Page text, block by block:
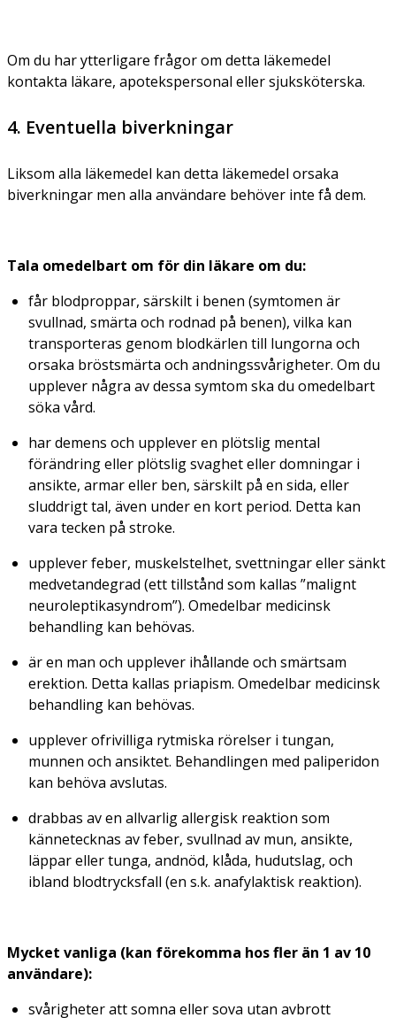
Om du har ytterligare frågor om detta läkemedel
kontakta läkare, apotekspersonal eller sjuksköterska.
4. Eventuella biverkningar
Liksom alla läkemedel kan detta läkemedel orsaka
biverkningar men alla användare behöver inte få dem.
Tala omedelbart om för din läkare om du:
får blodproppar, särskilt i benen (symtomen är
svullnad, smärta och rodnad på benen), vilka kan
transporteras genom blodkärlen till lungorna och
orsaka bröstsmärta och andningssvårigheter. Om du
upplever några av dessa symtom ska du omedelbart
söka vård.
har demens och upplever en plötslig mental
förändring eller plötslig svaghet eller domningar i
ansikte, armar eller ben, särskilt på en sida, eller
sluddrigt tal, även under en kort period. Detta kan
vara tecken på stroke.
upplever feber, muskelstelhet, svettningar eller sänkt
medvetandegrad (ett tillstånd som kallas ”malignt
neuroleptikasyndrom”). Omedelbar medicinsk
behandling kan behövas.
är en man och upplever ihållande och smärtsam
erektion. Detta kallas priapism. Omedelbar medicinsk
behandling kan behövas.
upplever ofrivilliga rytmiska rörelser i tungan,
munnen och ansiktet. Behandlingen med paliperidon
kan behöva avslutas.
drabbas av en allvarlig allergisk reaktion som
kännetecknas av feber, svullnad av mun, ansikte,
läppar eller tunga, andnöd, klåda, hudutslag, och
ibland blodtrycksfall (en s.k. anafylaktisk reaktion).
Mycket vanliga (kan förekomma hos fler än 1 av 10
användare):
svårigheter att somna eller sova utan avbrott